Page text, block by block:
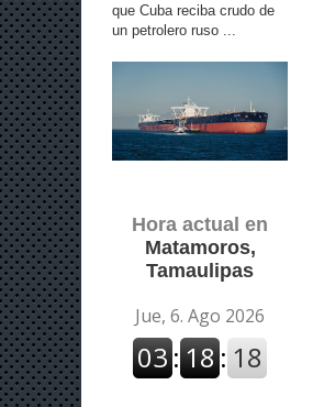
que Cuba reciba crudo de
un petrolero ruso ...
Hora actual en
Matamoros,
Tamaulipas